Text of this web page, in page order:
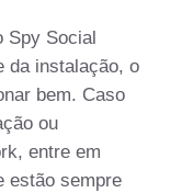
Spy Social
da instalação, o
bem. Caso
ou
entre em
estão sempre